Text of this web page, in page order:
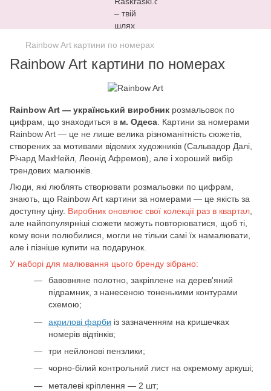
Rainbow Art картини по номерах
Rainbow Art картини по номерах
Rainbow Art — український виробник розмальовок по
цифрам, що знаходиться в м. Одеса. Картини за номерами
Rainbow Art — це не лише велика різноманітність сюжетів,
створених за мотивами відомих художників (Сальвадор Далі,
Річард МакНейл, Леонід Афремов), але і хороший вибір
трендових малюнків.
Люди, які люблять створювати розмальовки по цифрам,
знають, що Rainbow Art картини за номерами — це якість за
доступну ціну. Виробник оновлює свої колекції раз в квартал,
але найпопулярніші сюжети можуть повторюватися, щоб ті,
кому вони полюбилися, могли не тільки самі їх намалювати,
але і пізніше купити на подарунок.
У наборі для малювання цього бренду зібрано:
бавовняне полотно, закріплене на дерев'яний
підрамник, з нанесеною тоненькими контурами
схемою;
акрилові фарби із зазначенням на кришечках
номерів відтінків;
три нейлонові пензлики;
чорно-білий контрольний лист на окремому аркуші;
металеві кріплення — 2 шт;